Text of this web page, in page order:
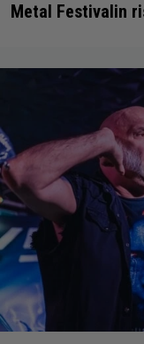
Metal Festivalin